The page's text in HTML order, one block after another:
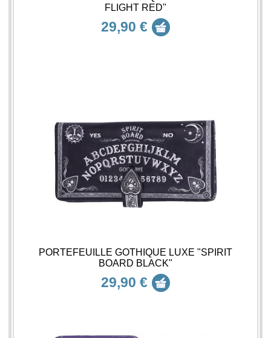
FLIGHT RED"
29,90 €
PORTEFEUILLE GOTHIQUE LUXE "SPIRIT
BOARD BLACK"
29,90 €